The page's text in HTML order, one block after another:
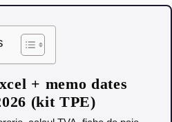
+ memo dates
(kit TPE)